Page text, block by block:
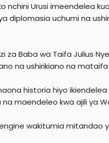
nchini Urusi imeendelea
diplomasia uchumi na
za Baba wa Taifa Julius
na ushirikiano na
historia hiyo
na maendeleo kwa ajili ya
wakitumia mitandao